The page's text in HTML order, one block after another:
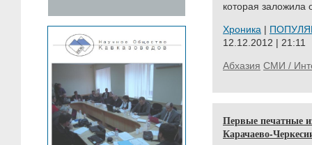
которая заложила
Хроника |
12.12.2012 | 21:11
Абхазия СМИ /
Первые печатные
Карачаево-